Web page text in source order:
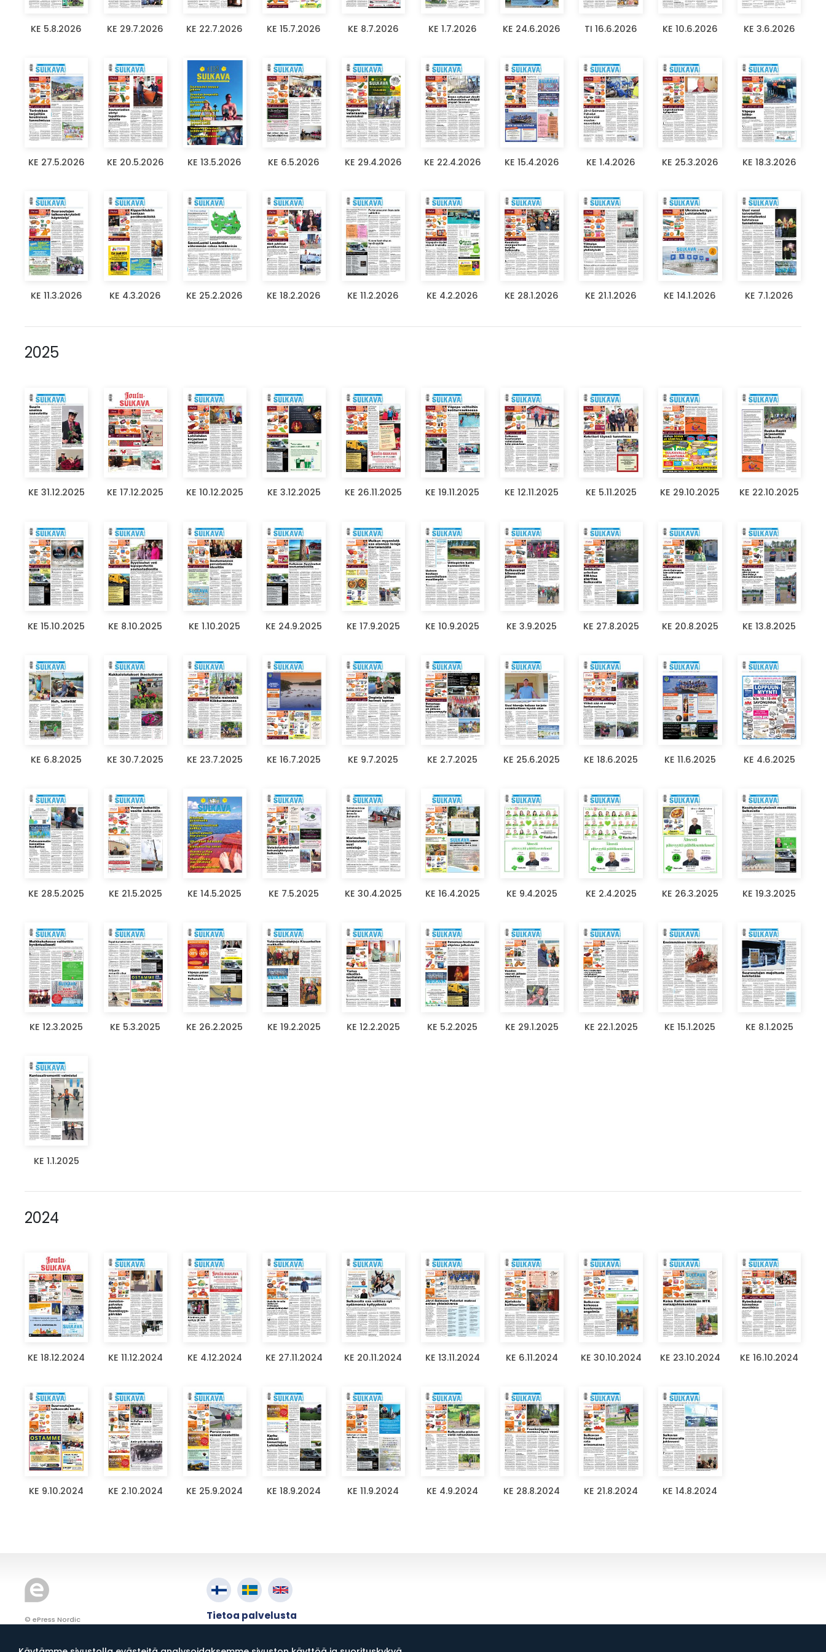
KE 5.8.2026 KE 29.7.2026 KE 22.7.2026 KE 15.7.2026 KE 8.7.2026 KE 1.7.2026 KE 24.6.2026 TI 16.6.2026 KE 10.6.2026 KE 3.6.2026
KE 27.5.2026 KE 20.5.2026 KE 13.5.2026 KE 6.5.2026 KE 29.4.2026 KE 22.4.2026 KE 15.4.2026 KE 1.4.2026 KE 25.3.2026 KE 18.3.2026
KE 11.3.2026 KE 4.3.2026 KE 25.2.2026 KE 18.2.2026 KE 11.2.2026 KE 4.2.2026 KE 28.1.2026 KE 21.1.2026 KE 14.1.2026 KE 7.1.2026
2025
KE 31.12.2025 KE 17.12.2025 KE 10.12.2025 KE 3.12.2025 KE 26.11.2025 KE 19.11.2025 KE 12.11.2025 KE 5.11.2025 KE 29.10.2025 KE 22.10.2025
KE 15.10.2025 KE 8.10.2025 KE 1.10.2025 KE 24.9.2025 KE 17.9.2025 KE 10.9.2025 KE 3.9.2025 KE 27.8.2025 KE 20.8.2025 KE 13.8.2025
KE 6.8.2025 KE 30.7.2025 KE 23.7.2025 KE 16.7.2025 KE 9.7.2025 KE 2.7.2025 KE 25.6.2025 KE 18.6.2025 KE 11.6.2025 KE 4.6.2025
KE 28.5.2025 KE 21.5.2025 KE 14.5.2025 KE 7.5.2025 KE 30.4.2025 KE 16.4.2025 KE 9.4.2025 KE 2.4.2025 KE 26.3.2025 KE 19.3.2025
KE 12.3.2025 KE 5.3.2025 KE 26.2.2025 KE 19.2.2025 KE 12.2.2025 KE 5.2.2025 KE 29.1.2025 KE 22.1.2025 KE 15.1.2025 KE 8.1.2025
KE 1.1.2025
2024
KE 18.12.2024 KE 11.12.2024 KE 4.12.2024 KE 27.11.2024 KE 20.11.2024 KE 13.11.2024 KE 6.11.2024 KE 30.10.2024 KE 23.10.2024 KE 16.10.2024
KE 9.10.2024 KE 2.10.2024 KE 25.9.2024 KE 18.9.2024 KE 11.9.2024 KE 4.9.2024 KE 28.8.2024 KE 21.8.2024 KE 14.8.2024
Tietoa palvelusta
© ePress Nordic